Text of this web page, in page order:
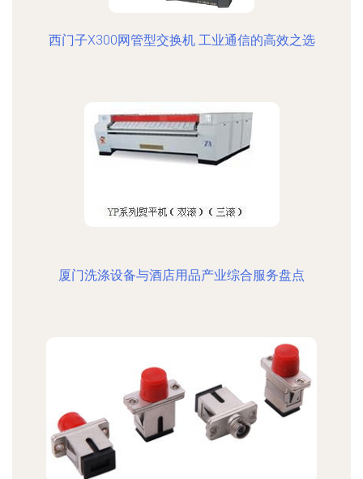
西门子X300网管型交换机 工业通信的高效之选
厦门洗涤设备与酒店用品产业综合服务盘点